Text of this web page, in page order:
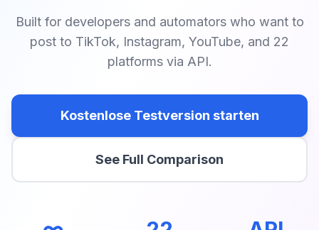
Built for developers and automators who want to
post to TikTok, Instagram, YouTube, and 22
platforms via API.
Kostenlose Testversion starten
See Full Comparison